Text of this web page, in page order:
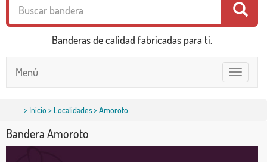
Banderas de calidad fabricadas para ti.
Toggle
navigation
Menú
> Inicio> Localidades> Amoroto
Bandera Amoroto